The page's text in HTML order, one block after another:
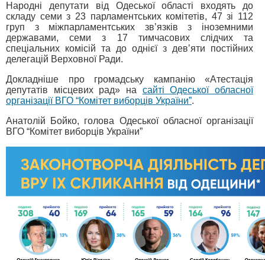
Народні депутати від Одеської області входять до
складу семи з 23 парламентських комітетів, 47 зі 112
груп з міжпарламентських зв’язків з іноземними
державами, семи з 17 тимчасових слідчих та
спеціальних комісій та до однієї з девʼяти постійних
делегацій Верховної Ради.
Докладніше про громадську кампанію «Атестація
депутатів місцевих рад» на сайті Одеської обласної
організації ВГО “Комітет виборців України”.
Анатолій Бойко, голова Одеської обласної організації
ВГО “Комітет виборців України”